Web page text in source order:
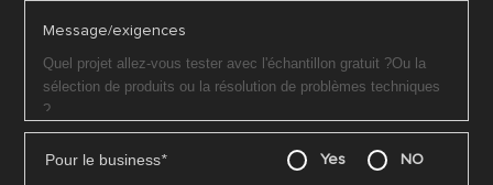
Message/exigences
Pour le business* Yes NO